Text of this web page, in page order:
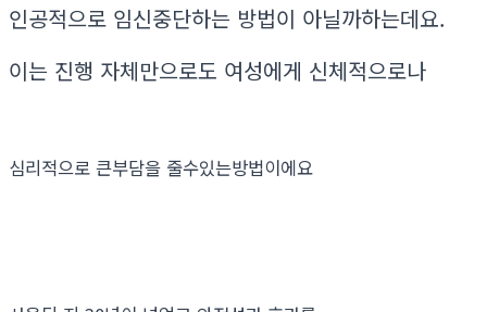
인공적으로 임신중단하는 방법이 아닐까하는데요.
이는 진행 자체만으로도 여성에게 신체적으로나
심리적으로 큰부담을 줄수있는방법이에요